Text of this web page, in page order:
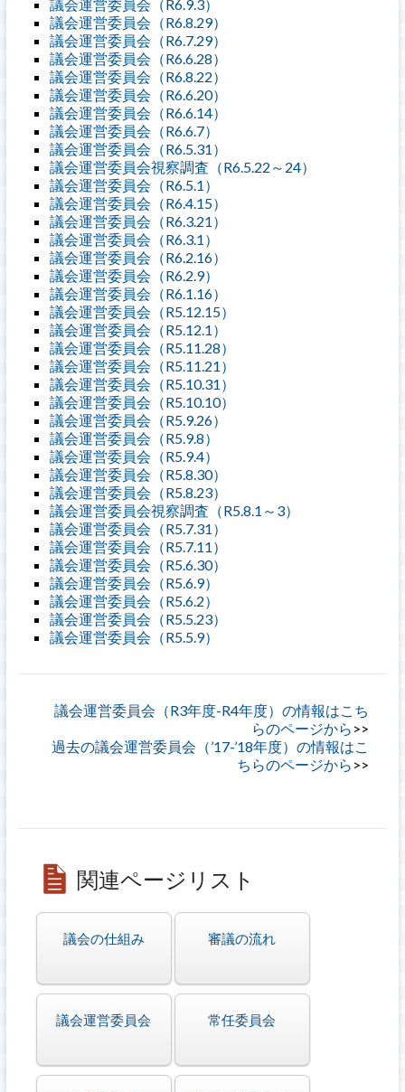
議会運営委員会（R6.9.3）
議会運営委員会（R6.8.29）
議会運営委員会（R6.7.29）
議会運営委員会（R6.6.28）
議会運営委員会（R6.8.22）
議会運営委員会（R6.6.20）
議会運営委員会（R6.6.14）
議会運営委員会（R6.6.7）
議会運営委員会（R6.5.31）
議会運営委員会視察調査（R6.5.22～24）
議会運営委員会（R6.5.1）
議会運営委員会（R6.4.15）
議会運営委員会（R6.3.21）
議会運営委員会（R6.3.1）
議会運営委員会（R6.2.16）
議会運営委員会（R6.2.9）
議会運営委員会（R6.1.16）
議会運営委員会（R5.12.15）
議会運営委員会（R5.12.1）
議会運営委員会（R5.11.28）
議会運営委員会（R5.11.21）
議会運営委員会（R5.10.31）
議会運営委員会（R5.10.10）
議会運営委員会（R5.9.26）
議会運営委員会（R5.9.8）
議会運営委員会（R5.9.4）
議会運営委員会（R5.8.30）
議会運営委員会（R5.8.23）
議会運営委員会視察調査（R5.8.1～3）
議会運営委員会（R5.7.31）
議会運営委員会（R5.7.11）
議会運営委員会（R5.6.30）
議会運営委員会（R5.6.9）
議会運営委員会（R5.6.2）
議会運営委員会（R5.5.23）
議会運営委員会（R5.5.9）
議会運営委員会（R3年度-R4年度）の情報はこち
らのページから
過去の議会運営委員会（’17-’18年度）の情報はこ
ちらのページから
関連ページリスト
議会の仕組み 審議の流れ
議会運営委員会 常任委員会